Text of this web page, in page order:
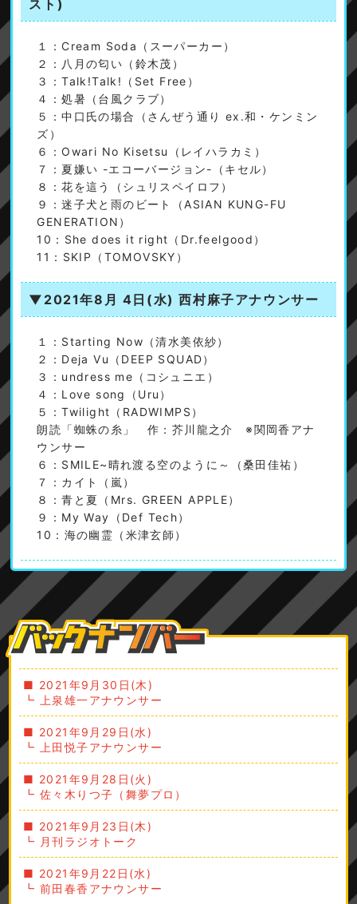
スト)
１：Cream Soda（スーパーカー）
２：八月の匂い（鈴木茂）
３：Talk!Talk!（Set Free）
４：処暑（台風クラブ）
５：中口氏の場合（さんぜう通り ex.和・ケンミン
ズ）
６：Owari No Kisetsu（レイハラカミ）
７：夏嫌い -エコーバージョン-（キセル）
８：花を這う（シュリスペイロフ）
９：迷子犬と雨のビート（ASIAN KUNG-FU
GENERATION）
10：She does it right（Dr.feelgood）
11：SKIP（TOMOVSKY）
▼2021年8月 4日(水) 西村麻子アナウンサー
１：Starting Now（清水美依紗）
２：Deja Vu（DEEP SQUAD）
３：undress me（コシュニエ）
４：Love song（Uru）
５：Twilight（RADWIMPS）
朗読「蜘蛛の糸」 作：芥川龍之介 ※関岡香アナ
ウンサー
６：SMILE~晴れ渡る空のように～（桑田佳祐）
７：カイト（嵐）
８：青と夏（Mrs. GREEN APPLE）
９：My Way（Def Tech）
10：海の幽霊（米津玄師）
■ 2021年9月30日(木)
┗ 上泉雄一アナウンサー
■ 2021年9月29日(水)
┗ 上田悦子アナウンサー
■ 2021年9月28日(火)
┗ 佐々木りつ子（舞夢プロ）
■ 2021年9月23日(木)
┗ 月刊ラジオトーク
■ 2021年9月22日(水)
┗ 前田春香アナウンサー